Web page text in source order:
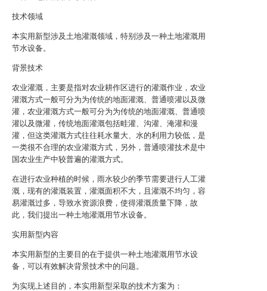
技术领域
本实用新型涉及土地灌溉领域，特别涉及一种土地灌溉用
节水设备。
背景技术
农业灌溉，主要是指对农业耕作区进行的灌溉作业，农业
灌溉方式一般可分为为传统的地面灌溉、普通喷灌以及微
灌，农业灌溉方式一般可分为为传统的地面灌溉、普通喷
灌以及微灌，传统地面灌溉包括畦灌、沟灌、淹灌和漫
灌，但这类灌溉方式往往耗水量大、水的利用力较低，是
一类很不合理的农业灌溉方式，另外，普通喷灌技术是中
国农业生产中较普遍的灌溉方式。
在进行农业种植的时候，雨水较少的季节需要进行人工灌
溉，现有的灌溉装置，灌溉面积不大，且灌溉不均匀，容
易灌溉过多，导致水资源浪费，使得灌溉质量下降，故
此，我们提出一种土地灌溉用节水设备。
实用新型内容
本实用新型的主要目的在于提供一种土地灌溉用节水设
备，可以有效解决背景技术中的问题。
为实现上述目的，本实用新型采取的技术方案为：